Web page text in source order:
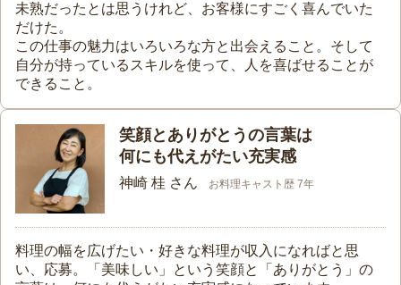
未熟だったとは思うけれど、お客様にすごく喜んでいた
だけた。
この仕事の魅力はいろいろな方と出会えること。そして
自分が持っているスキルを使って、人を喜ばせることが
できること。
笑顔とありがとうの言葉は
何にも代えがたい充実感
神崎 桂 さん お料理キャスト歴 7年
料理の幅を広げたい・好きな料理が収入になればと思
い、応募。「美味しい」という笑顔と「ありがとう」の